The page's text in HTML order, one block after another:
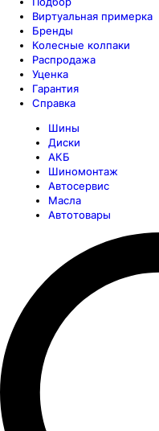
Виртуальная примерка
Бренды
Колесные колпаки
Распродажа
Уценка
Гарантия
Справка
Шины
Диски
АКБ
Шиномонтаж
Автосервис
Масла
Автотовары